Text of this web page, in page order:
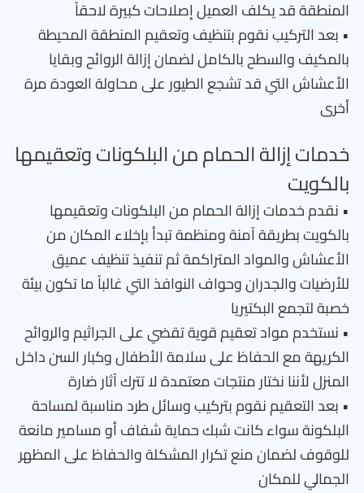
المنطقة قد يكلف العميل إصلاحات كبيرة لاحقاً
• بعد التركيب نقوم بتنظيف وتعقيم المنطقة المحيطة
بالمكيف والسطح بالكامل لضمان إزالة الروائح وبقايا
الأعشاش التي قد تشجع الطيور على محاولة العودة مرة
أخرى
خدمات إزالة الحمام من البلكونات وتعقيمها
بالكويت
• نقدم خدمات إزالة الحمام من البلكونات وتعقيمها
بالكويت بطريقة آمنة ومنظمة تبدأ بإخلاء المكان من
الأعشاش والمواد المتراكمة ثم تنفيذ تنظيف عميق
للأرضيات والجدران وحواف النوافذ التي غالباً ما تكون بيئة
خصبة لتجمع البكتيريا
• نستخدم مواد تعقيم قوية تقضي على الجراثيم والروائح
الكريهة مع الحفاظ على سلامة الأطفال وكبار السن داخل
المنزل لأننا نختار منتجات معتمدة لا تترك آثار ضارة
• بعد التعقيم نقوم بتركيب وسائل طرد مناسبة لمساحة
البلكونة سواء كانت شبك حماية شفاف أو مسامير مانعة
للوقوف لضمان منع تكرار المشكلة والحفاظ على المظهر
الجمالي للمكان